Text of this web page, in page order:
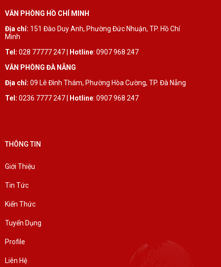
VĂN PHÒNG HỒ CHÍ MINH
Địa chỉ: 151 Đào Duy Anh, Phường Đức Nhuận, TP. Hồ Chí
Minh
Tel: 028 77777 247 | Hotline: 0907 968 247
VĂN PHÒNG ĐÀ NẴNG
Địa chỉ: 09 Lê Đình Thám, Phường Hòa Cường, TP. Đà Nẵng
Tel: 0236 7777 247 | Hotline: 0907 968 247
THÔNG TIN
Giới Thiệu
Tin Tức
Kiến Thức
Tuyển Dụng
Profile
Liên Hệ